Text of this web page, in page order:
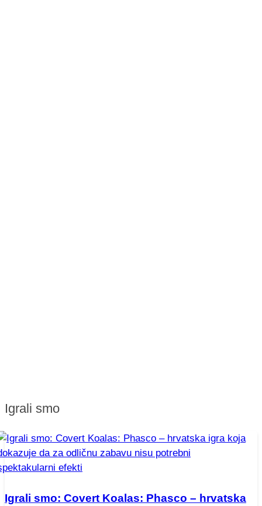
Igrali smo
Igrali smo: Covert Koalas: Phasco – hrvatska